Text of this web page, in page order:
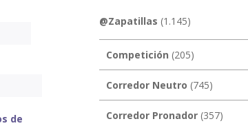
de
@Zapatillas (1.145)
Competición (205)
Corredor Neutro (745)
Corredor Pronador(357)